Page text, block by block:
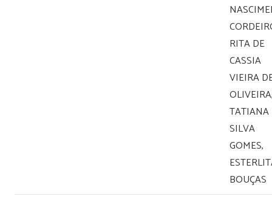
RITA DE
CASSIA
VIEIRA
TATIANA
SILVA
GOMES,
BOUÇAS